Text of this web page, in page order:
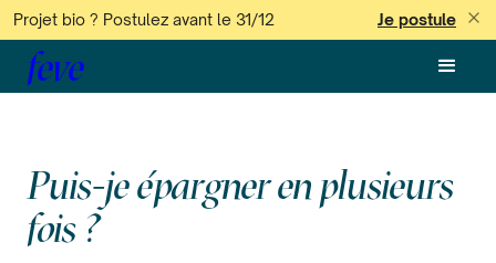
Projet bio ? Postulez avant le 31/12 Je postule
feve
Puis-je épargner en plusieurs
fois ?